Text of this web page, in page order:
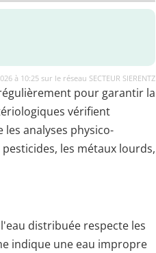
à 10:25 sur le réseau SECTEUR SIERENTZ
pour garantir la
vérifient
analyses physico-
les métaux lourds,
distribuée respecte les
indique une eau impropre